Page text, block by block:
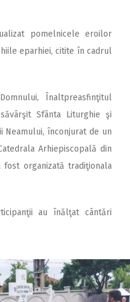
pomelnicele eroilor
eparhiei, citite în cadrul
Înaltpreasfinţitul
Sfânta Liturghie şi
înconjurat de un
Arhiepis­copală din
organizată tradiţionala
au înălţat cântări